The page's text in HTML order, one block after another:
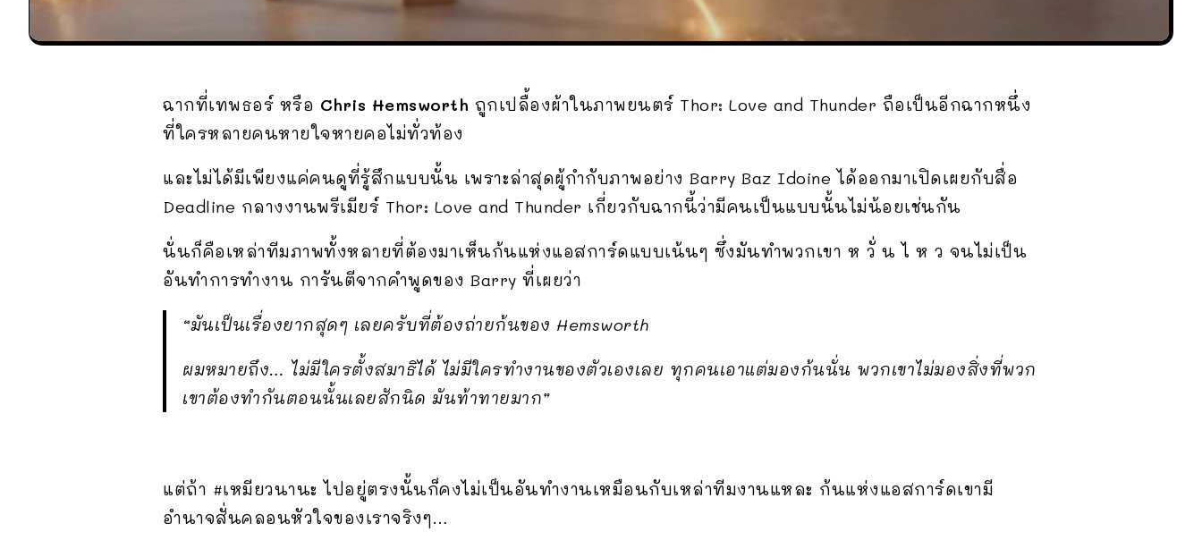
ฉากที่เทพธอร์ หรือ Chris Hemsworth ถูกเปลื้องผ้าในภาพยนตร์ Thor: Love and Thunder ถือเป็นอีกฉากหนึ่ง
ที่ใครหลายคนหายใจหายคอไม่ทั่วท้อง
และไม่ได้มีเพียงแค่คนดูที่รู้สึกแบบนั้น เพราะล่าสุดผู้กำกับภาพอย่าง Barry Baz Idoine ได้ออกมาเปิดเผยกับสื่อ
Deadline กลางงานพรีเมียร์ Thor: Love and Thunder เกี่ยวกับฉากนี้ว่ามีคนเป็นแบบนั้นไม่น้อยเช่นกัน
นั่นก็คือเหล่าทีมภาพทั้งหลายที่ต้องมาเห็นก้นแห่งแอสการ์ดแบบเน้นๆ ซึ่งมันทำพวกเขา ห วั่ น ไ ห ว จนไม่เป็น
อันทำการทำงาน การันตีจากคำพูดของ Barry ที่เผยว่า
“มันเป็นเรื่องยากสุดๆ เลยครับที่ต้องถ่ายก้นของ Hemsworth
ผมหมายถึง… ไม่มีใครตั้งสมาธิได้ ไม่มีใครทำงานของตัวเองเลย ทุกคนเอาแต่มองก้นนั่น พวกเขาไม่มองสิ่งที่พวก
เขาต้องทำกันตอนนั้นเลยสักนิด มันท้าทายมาก”
แต่ถ้า #เหมียวนานะ ไปอยู่ตรงนั้นก็คงไม่เป็นอันทำงานเหมือนกับเหล่าทีมงานแหละ ก้นแห่งแอสการ์ดเขามี
อำนาจสั่นคลอนหัวใจของเราจริงๆ…